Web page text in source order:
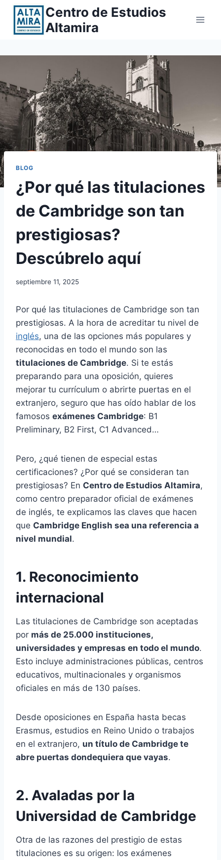
Saltar
contenido
Centro de Estudios
Altamira
BLOG
¿Por qué las titulaciones
de Cambridge son tan
prestigiosas?
Descúbrelo aquí
septiembre 11, 2025
Por qué las titulaciones de Cambridge son tan
prestigiosas. A la hora de acreditar tu nivel de
inglés, una de las opciones más populares y
reconocidas en todo el mundo son las
titulaciones de Cambridge. Si te estás
preparando para una oposición, quieres
mejorar tu currículum o abrirte puertas en el
extranjero, seguro que has oído hablar de los
famosos exámenes Cambridge: B1
Preliminary, B2 First, C1 Advanced…
Pero, ¿qué tienen de especial estas
certificaciones? ¿Por qué se consideran tan
prestigiosas? En Centro de Estudios Altamira,
como centro preparador oficial de exámenes
de inglés, te explicamos las claves que hacen
que Cambridge English sea una referencia a
nivel mundial.
1. Reconocimiento
internacional
Las titulaciones de Cambridge son aceptadas
por más de 25.000 instituciones,
universidades y empresas en todo el mundo.
Esto incluye administraciones públicas, centros
educativos, multinacionales y organismos
oficiales en más de 130 países.
Desde oposiciones en España hasta becas
Erasmus, estudios en Reino Unido o trabajos
en el extranjero, un título de Cambridge te
abre puertas dondequiera que vayas.
2. Avaladas por la
Universidad de Cambridge
Otra de las razones del prestigio de estas
titulaciones es su origen: los exámenes